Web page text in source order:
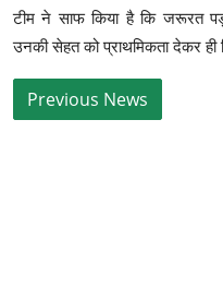
टीम ने साफ किया है कि जरूरत
उनकी सेहत को प्राथमिकता देकर ही